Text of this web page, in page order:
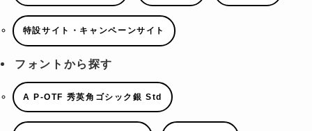
特設サイト・キャンペーンサイト
フォントから探す
A P-OTF 秀英角ゴシック銀 Std